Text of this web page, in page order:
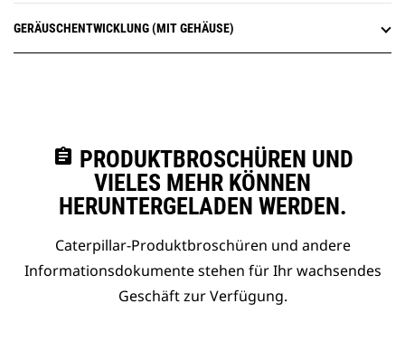
GERÄUSCHENTWICKLUNG (MIT GEHÄUSE)
assignment PRODUKTBROSCHÜREN UND
VIELES MEHR KÖNNEN
HERUNTERGELADEN WERDEN.
Caterpillar-Produktbroschüren und andere
Informationsdokumente stehen für Ihr wachsendes
Geschäft zur Verfügung.